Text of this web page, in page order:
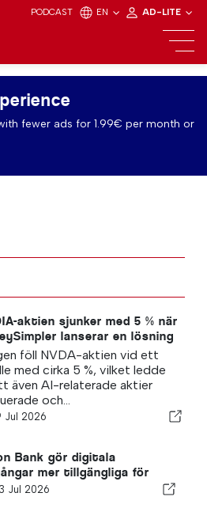
PODCAST EN AD-LITE
fewer ads for 1.99€ per month or
aktien sjunker med 5 % när
lanserar en lösning
inkomst genom AI-
handel
föll NVDA-aktien vid ett
med cirka 5 %, vilket ledde
även AI-relaterade aktier
och...
Jul 2026
Bank gör digitala
mer tillgängliga för
bankkunder
Jul 2026